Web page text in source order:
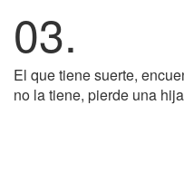
03.
El que tiene suerte,
no la tiene, pierde una